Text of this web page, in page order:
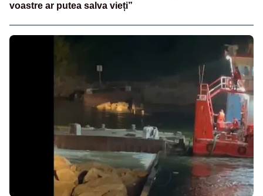
voastre ar putea salva vieți”